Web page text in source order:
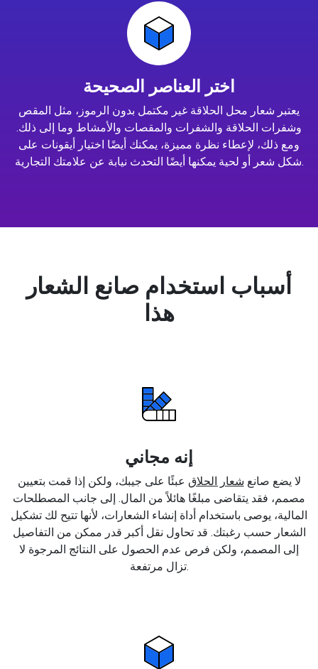
اختر العناصر الصحيحة
يعتبر شعار محل الحلاقة غير مكتمل بدون الرموز، مثل المقص
وشفرات الحلاقة والشفرات والمقصات والأمشاط وما إلى ذلك.
ومع ذلك، لإعطاء نظرة مميزة، يمكنك أيضًا اختيار أيقونات على
شكل شعر أو لحية يمكنها أيضًا التحدث نيابة عن علامتك التجارية.
أسباب استخدام صانع الشعار
هذا
إنه مجاني
لا يضع صانع شعار الحلاق عبئًا على جيبك، ولكن إذا قمت بتعيين
مصمم، فقد يتقاضى مبلغًا هائلاً من المال. إلى جانب المصطلحات
المالية، يوصى باستخدام أداة إنشاء الشعارات، لأنها تتيح لك تشكيل
الشعار حسب رغبتك. قد تحاول نقل أكبر قدر ممكن من التفاصيل
إلى المصمم، ولكن فرص عدم الحصول على النتائج المرجوة لا
تزال مرتفعة.